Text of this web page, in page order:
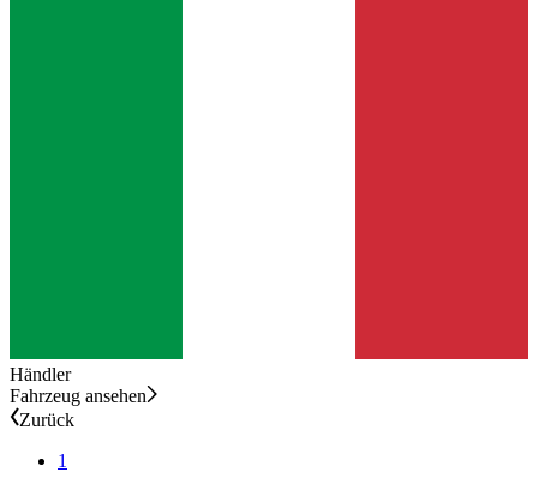
Händler
Fahrzeug ansehen
Zurück
1